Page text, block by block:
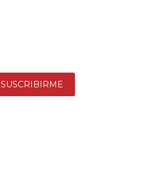
SUSCRIBIRME